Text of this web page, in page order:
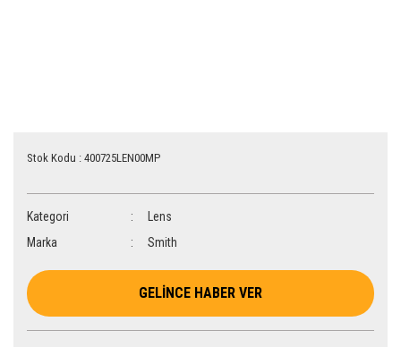
Stok Kodu : 400725LEN00MP
Kategori
Lens
Marka
Smith
GELİNCE HABER VER